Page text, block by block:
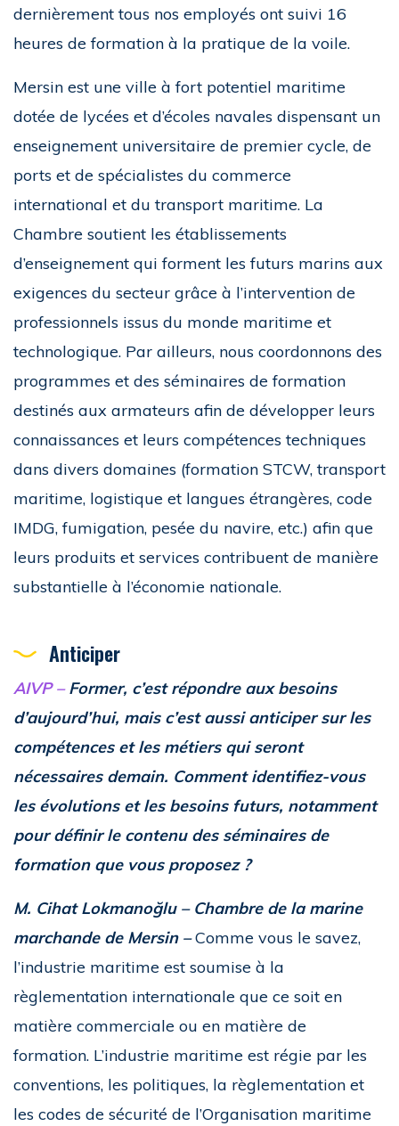
dernièrement tous nos employés ont suivi 16
heures de formation à la pratique de la voile.
Mersin est une ville à fort potentiel maritime
dotée de lycées et d’écoles navales dispensant un
enseignement universitaire de premier cycle, de
ports et de spécialistes du commerce
international et du transport maritime. La
Chambre soutient les établissements
d’enseignement qui forment les futurs marins aux
exigences du secteur grâce à l’intervention de
professionnels issus du monde maritime et
technologique. Par ailleurs, nous coordonnons des
programmes et des séminaires de formation
destinés aux armateurs afin de développer leurs
connaissances et leurs compétences techniques
dans divers domaines (formation STCW, transport
maritime, logistique et langues étrangères, code
IMDG, fumigation, pesée du navire, etc.) afin que
leurs produits et services contribuent de manière
substantielle à l’économie nationale.
Anticiper
AIVP –Former, c’est répondre aux besoins
d’aujourd’hui, mais c’est aussi anticiper sur les
compétences et les métiers qui seront
nécessaires demain. Comment identifiez-vous
les évolutions et les besoins futurs, notamment
pour définir le contenu des séminaires de
formation que vous proposez ?
M. Cihat Lokmanoğlu – Chambre de la marine
marchande de Mersin –Comme vous le savez,
l’industrie maritime est soumise à la
règlementation internationale que ce soit en
matière commerciale ou en matière de
formation. L’industrie maritime est régie par les
conventions, les politiques, la règlementation et
les codes de sécurité de l’Organisation maritime